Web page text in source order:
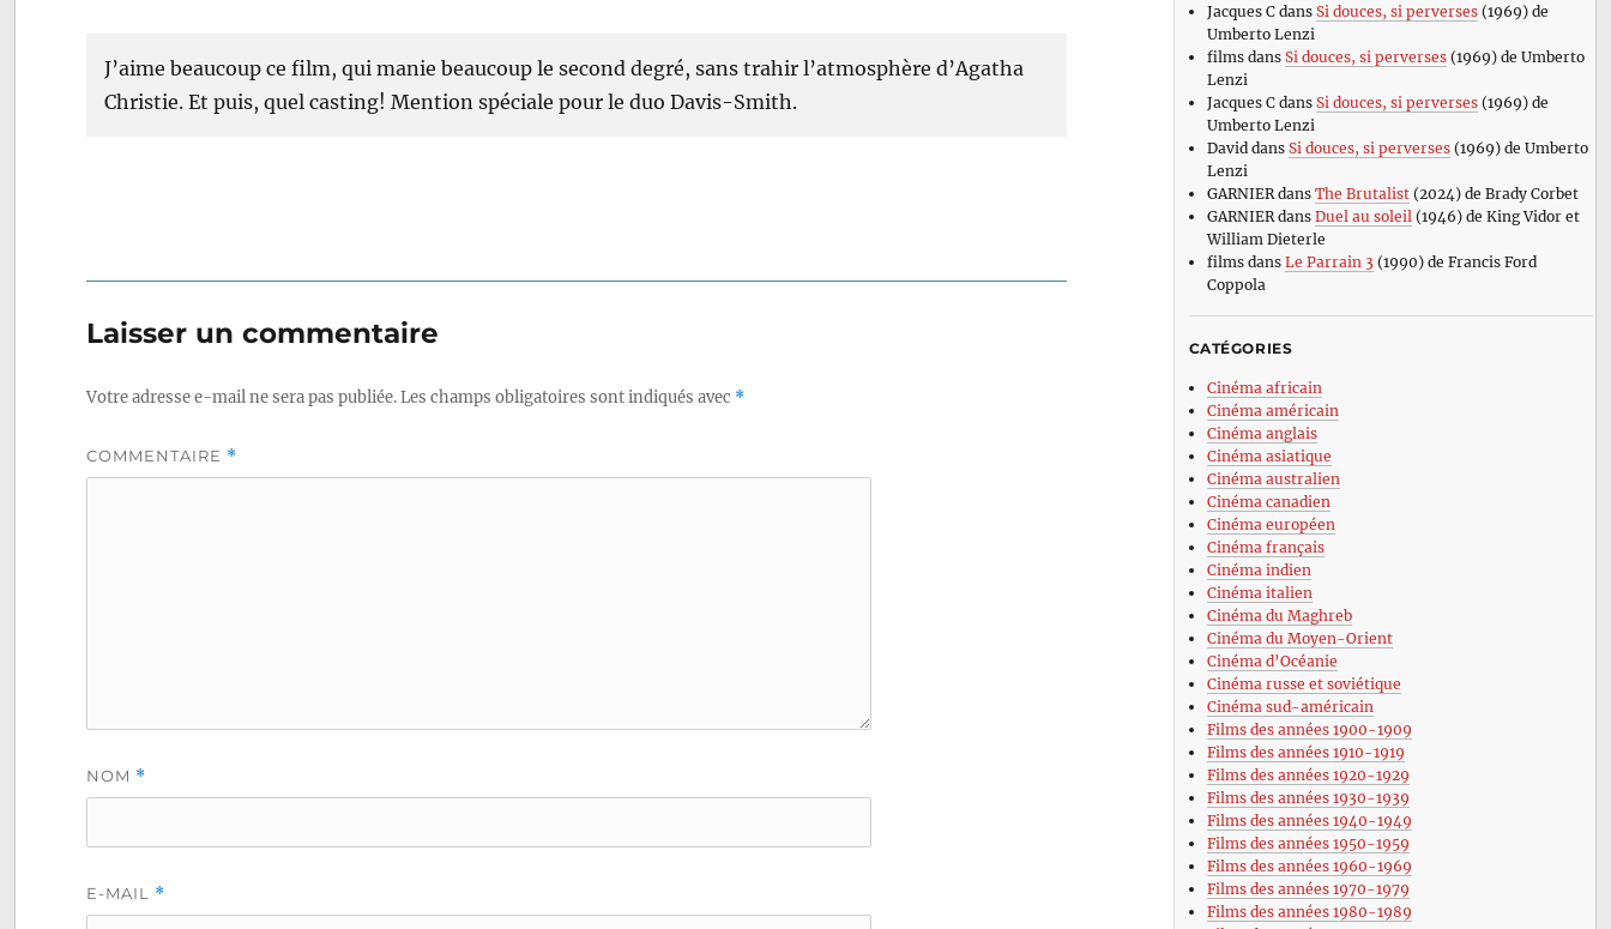
J’aime beaucoup ce film, qui manie beaucoup le second degré, sans trahir l’atmosphère d’Agatha
Christie. Et puis, quel casting! Mention spéciale pour le duo Davis-Smith.
Laisser un commentaire
Votre adresse e-mail ne sera pas publiée.Les champs obligatoires sont indiqués avec *
COMMENTAIRE *
NOM *
E-MAIL *
Jacques Cdans Si douces, si perverses(1969) de
Umberto Lenzi
filmsdans Si douces, si perverses(1969) de Umberto
Lenzi
Jacques Cdans Si douces, si perverses(1969) de
Umberto Lenzi
David dans Si douces, si perverses(1969) de Umberto
Lenzi
GARNIERdans The Brutalist(2024) de Brady Corbet
GARNIERdans Duel au soleil (1946) de King Vidor et
William Dieterle
filmsdans Le Parrain 3 (1990) de Francis Ford
Coppola
CATÉGORIES
Cinéma africain
Cinéma américain
Cinéma anglais
Cinéma asiatique
Cinéma australien
Cinéma canadien
Cinéma européen
Cinéma français
Cinéma indien
Cinéma italien
Cinéma du Maghreb
Cinéma du Moyen-Orient
Cinéma d’Océanie
Cinéma russe et soviétique
Cinéma sud-américain
Films des années 1900-1909
Films des années 1910-1919
Films des années 1920-1929
Films des années 1930-1939
Films des années 1940-1949
Films des années 1950-1959
Films des années 1960-1969
Films des années 1970-1979
Films des années 1980-1989